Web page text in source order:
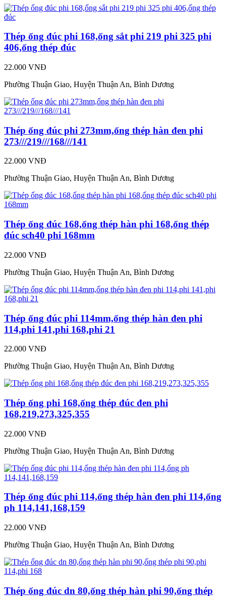
Thép ống đúc phi 168,ống sắt phi 219 phi 325 phi
406,ống thép đúc
22.000 VNĐ
Phường Thuận Giao, Huyện Thuận An, Bình Dương
Thép ống đúc phi 273mm,ống thép hàn đen phi
273///219///168///141
22.000 VNĐ
Phường Thuận Giao, Huyện Thuận An, Bình Dương
Thép ống đúc 168,ống thép hàn phi 168,ống thép
đúc sch40 phi 168mm
22.000 VNĐ
Phường Thuận Giao, Huyện Thuận An, Bình Dương
Thép ống đúc phi 114mm,ống thép hàn đen phi
114,phi 141,phi 168,phi 21
22.000 VNĐ
Phường Thuận Giao, Huyện Thuận An, Bình Dương
Thép ống phi 168,ống thép đúc đen phi
168,219,273,325,355
22.000 VNĐ
Phường Thuận Giao, Huyện Thuận An, Bình Dương
Thép ống đúc phi 114,ống thép hàn đen phi 114,ống
ph 114,141,168,159
22.000 VNĐ
Phường Thuận Giao, Huyện Thuận An, Bình Dương
Thép ống đúc dn 80,ống thép hàn phi 90,ống thép